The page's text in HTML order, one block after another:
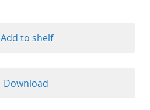
Add to shelf
Download